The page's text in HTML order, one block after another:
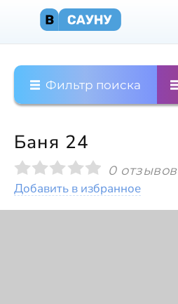
Фильтр поиска
Баня 24
0 отзывов
Добавить в избранное